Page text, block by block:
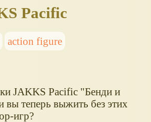
Pacific
action figure
JAKKS Pacific "Бенди и
теперь выжить без этих
игр?